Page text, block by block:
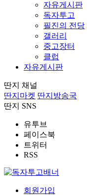
자유게시판
독자투고
필진의 전당
갤러리
중고장터
클럽
자유게시판
딴지 채널
딴지마켓 딴지방송국
딴지 SNS
유투브
페이스북
트위터
RSS
회원가입